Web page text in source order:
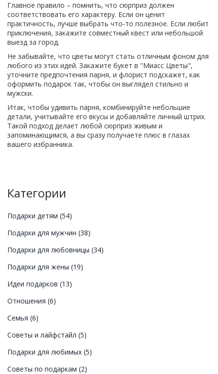
Главное правило – помнить, что сюрприз должен
соответствовать его характеру. Если он ценит
практичность, лучше выбрать что‑то полезное. Если любит
приключения, закажите совместный квест или небольшой
выезд за город.
Не забывайте, что цветы могут стать отличным фоном для
любого из этих идей. Закажите букет в "Миасс Цветы",
уточните предпочтения парня, и флорист подскажет, как
оформить подарок так, чтобы он выглядел стильно и
мужски.
Итак, чтобы удивить парня, комбинируйте небольшие
детали, учитывайте его вкусы и добавляйте личный штрих.
Такой подход делает любой сюрприз живым и
запоминающимся, а вы сразу получаете плюс в глазах
вашего избранника.
Категории
Подарки детям (54)
Подарки для мужчин (38)
Подарки для любовницы (34)
Подарки для жены (19)
Идеи подарков (13)
Отношения (6)
Семья (6)
Советы и лайфстайл (5)
Подарки для любимых (5)
Советы по подаркам (2)